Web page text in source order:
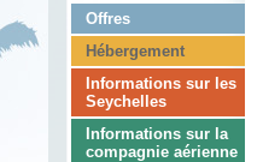
Offres
Hébergement
Informations sur les
Seychelles
Informations sur la
compagnie aérienne